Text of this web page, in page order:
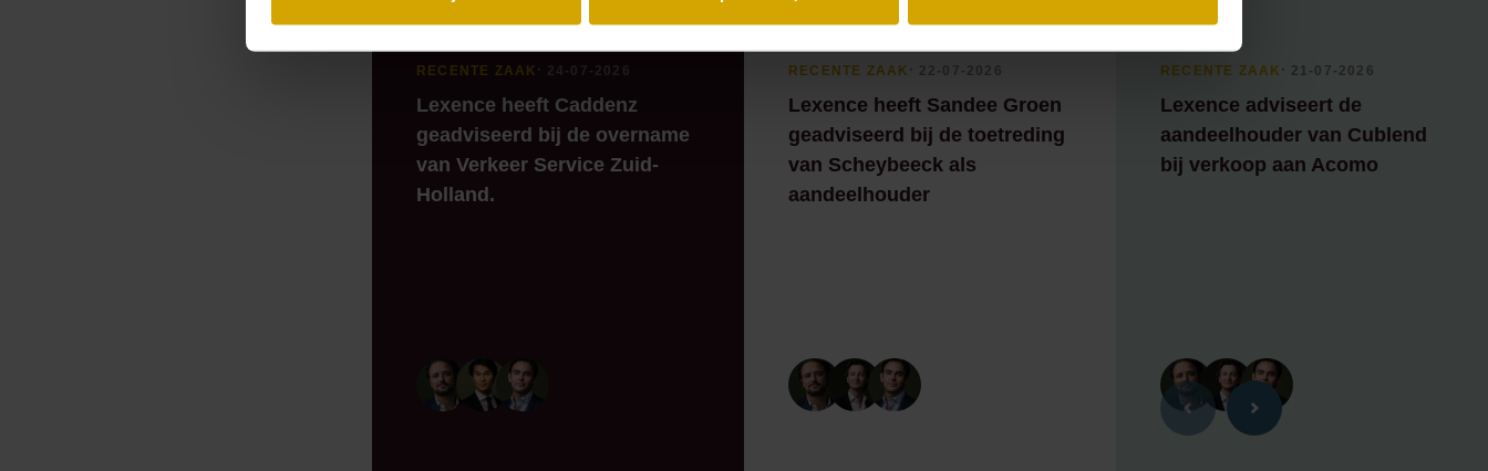
RECENTE ZAAK ⸱ 24-07-2026
Lexence heeft Caddenz
geadviseerd bij de overname
van Verkeer Service Zuid-
Holland.
RECENTE ZAAK ⸱ 22-07-2026
Lexence heeft Sandee Groen
geadviseerd bij de toetreding
van Scheybeeck als
aandeelhouder
RECENTE ZAAK ⸱ 21-07-2026
Lexence adviseert de
aandeelhouder van Cublend
bij verkoop aan Acomo